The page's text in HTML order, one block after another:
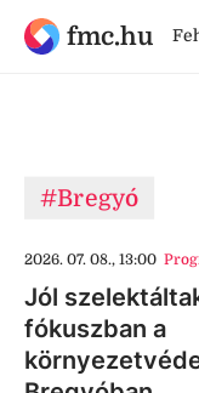
fmc.hu
#Bregyó
2026. 07. 08., 13:00
Jól
fókuszban a